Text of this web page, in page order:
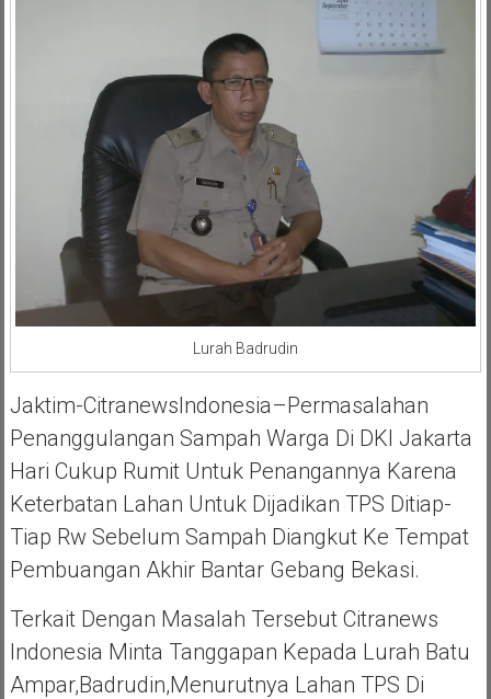
Lurah Badrudin
Jaktim-CitranewsIndonesia–Permasalahan
Penanggulangan Sampah Warga Di DKI Jakarta
Hari Cukup Rumit Untuk Penangannya Karena
Keterbatan Lahan Untuk Dijadikan TPS Ditiap-
Tiap Rw Sebelum Sampah Diangkut Ke Tempat
Pembuangan Akhir Bantar Gebang Bekasi.
Terkait Dengan Masalah Tersebut Citranews
Indonesia Minta Tanggapan Kepada Lurah Batu
Ampar,Badrudin,menurutnya Lahan TPS Di